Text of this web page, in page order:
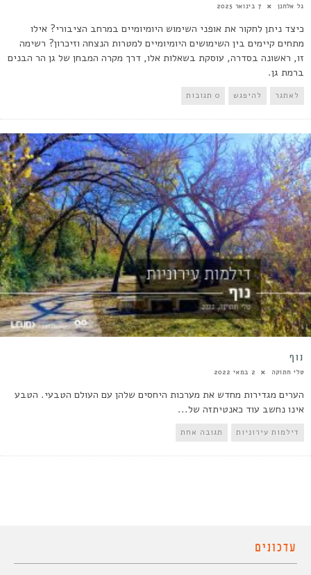
גל אלחנן 7 בינואר 2025
כיצד ניתן לחקור את אופני השימוש היומיומיים במרחב הציבורי? אילו
מתחים קיימים בין השימושים היומיומיים למטרות הנצחה וזיכרון? רשימה
זו, ראשונה בסדרה, עוסקת בשאלות אלו, דרך מקרה המבחן של גן הר הבנים
ברמת גן.
לאתגר להיפגש 0 תגובות
נוף
טלי חתוקה 2 במאי 2022
הערים מגדירות מחדש את מערכות היחסים שלהן עם העולם הטבעי. הטבע
אינו נחשב עוד כאנטיתזה של...
דילמות עירוניות תגובה אחת
עדכונים